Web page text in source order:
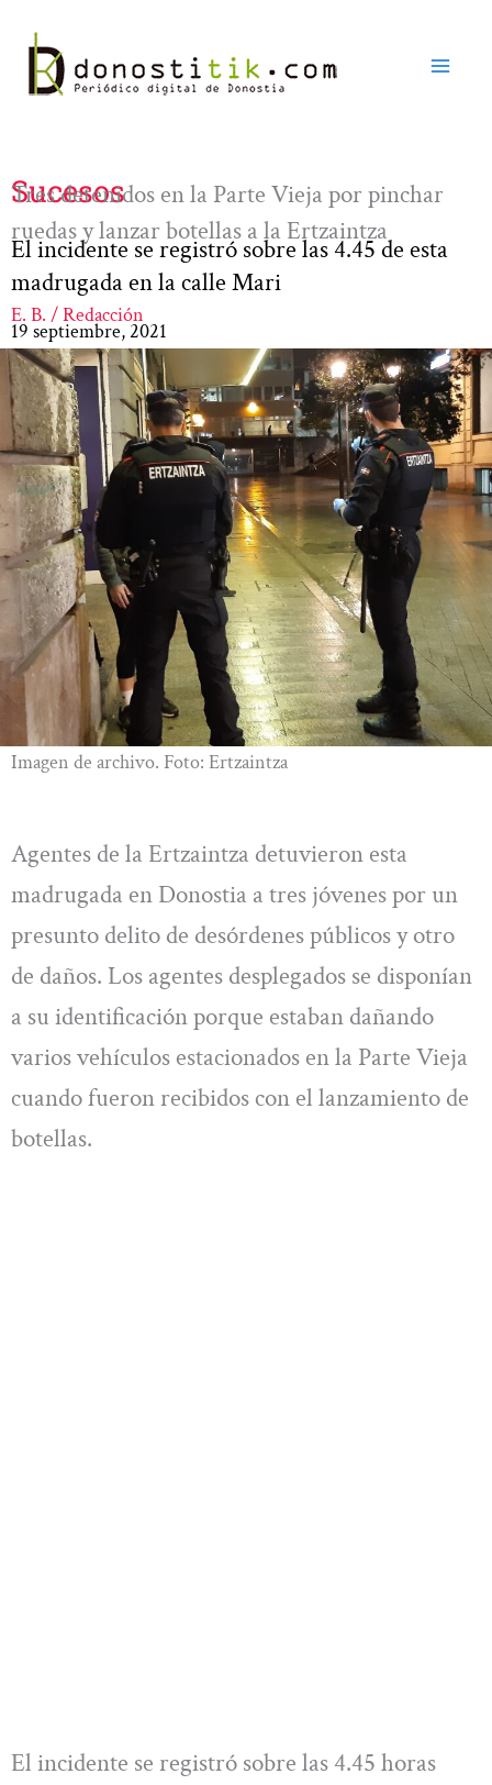
contenido
Sucesos
Tres detenidos en la Parte Vieja por pinchar
ruedas y lanzar botellas a la Ertzaintza
El incidente se registró sobre las 4.45 de esta
madrugada en la calle Mari
E. B. / Redacción
19 septiembre, 2021
Imagen de archivo. Foto: Ertzaintza
Agentes de la Ertzaintza detuvieron esta
madrugada en Donostia a tres jóvenes por un
presunto delito de desórdenes públicos y otro
de daños. Los agentes desplegados se disponían
a su identificación porque estaban dañando
varios vehículos estacionados en la Parte Vieja
cuando fueron recibidos con el lanzamiento de
botellas.
El incidente se registró sobre las 4.45 horas